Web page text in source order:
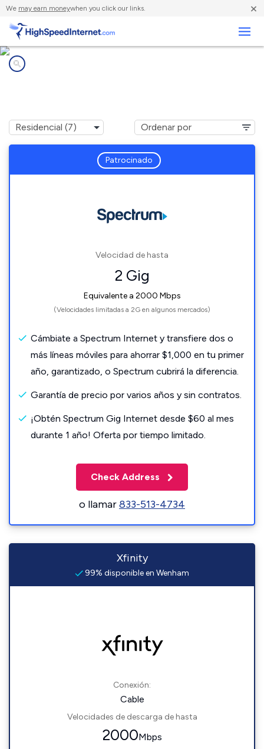
We may earn moneywhen you click our links. ×
Patrocinado
Velocidad de hasta
2 Gig
Equivalente a 2000 Mbps
(Velocidades limitadas a 2G en algunos mercados)
Cámbiate a Spectrum Internet y transfiere dos o
más líneas móviles para ahorrar $1,000 en tu primer
año, garantizado, o Spectrum cubrirá la diferencia.
Garantía de precio por varios años y sin contratos.
¡Obtén Spectrum Gig Internet desde $60 al mes
durante 1 año! Oferta por tiempo limitado.
Check Address
o llamar833-513-4734
Xfinity
99% disponible en Wenham
Conexión:
Cable
Velocidades de descarga de hasta
2000Mbps